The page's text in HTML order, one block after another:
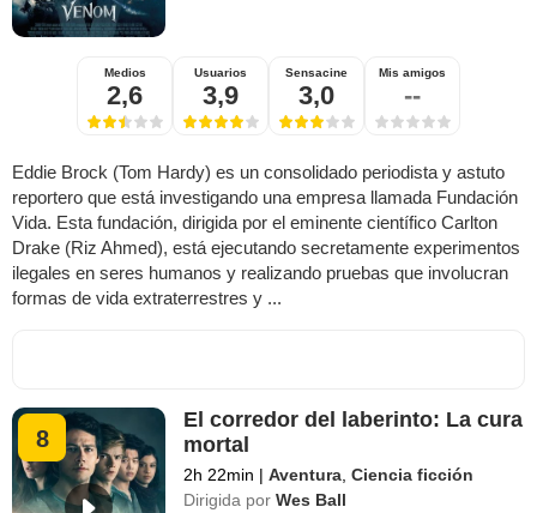
Medios
2,6
Usuarios
3,9
Sensacine
3,0
Mis amigos
--
Eddie Brock (Tom Hardy) es un consolidado periodista y astuto
reportero que está investigando una empresa llamada Fundación
Vida. Esta fundación, dirigida por el eminente científico Carlton
Drake (Riz Ahmed), está ejecutando secretamente experimentos
ilegales en seres humanos y realizando pruebas que involucran
formas de vida extraterrestres y ...
8
El corredor del laberinto: La cura
mortal
2h 22min | Aventura ,Ciencia ficción
Dirigida por Wes Ball